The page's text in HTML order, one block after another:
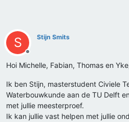
S
Offline
Stijn Smits
Hoi Michelle, Fabian, Thomas en
Ik ben Stijn, masterstudent Civiele
Waterbouwkunde aan de TU Delft
met jullie meesterproef.
Ik kan jullie vast helpen met jullie